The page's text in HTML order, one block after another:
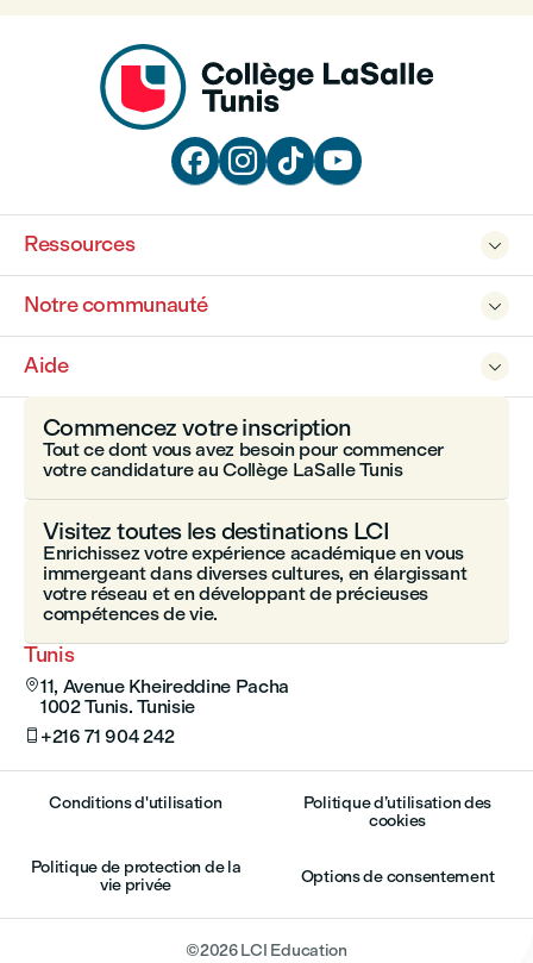
   

Ressources

Notre communauté

Aide
Tunis
11, Avenue Kheireddine Pacha
1002 Tunis. Tunisie
 +216 71 904 242
Commencez votre inscription
Tout ce dont vous avez besoin pour commencer
votre candidature au Collège LaSalle Tunis
Visitez toutes les destinations LCI
Enrichissez votre expérience académique en vous
immergeant dans diverses cultures, en élargissant
votre réseau et en développant de précieuses
compétences de vie.
Conditions d'utilisation
Politique d’utilisation des
cookies
Politique de protection de la
vie privée
Options de consentement
©2026LCI Education